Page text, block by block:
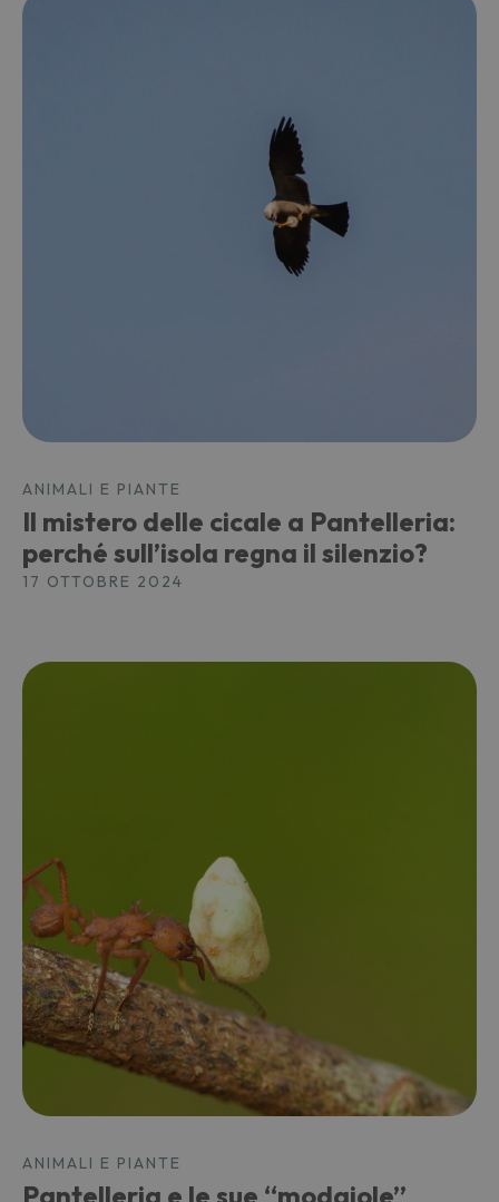
ANIMALI E PIANTE
Il mistero delle cicale a Pantelleria:
perché sull’isola regna il silenzio?
17 OTTOBRE 2024
ANIMALI E PIANTE
Pantelleria e le sue “modaiole”